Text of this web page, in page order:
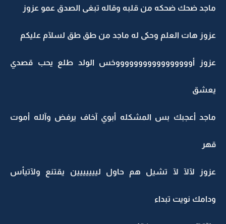
ماجد ضحك ضحكه من قلبه وقاله تبغى الصدق عمو عزوز
عزوز هات العلم وحكى له ماجد من طق طق لسلآم عليكم
عزوز أوووووووووووووووووخس الولد طلع يحب قصدي
يعشق
ماجد أعجبك بس المشكله أبوي آخاف يرفض وآلله أموت
قهر
عزوز لآلآ لآ تشيل هم حاول لييييييين يقتنع ولآتيأس
ودامك نويت تبداء